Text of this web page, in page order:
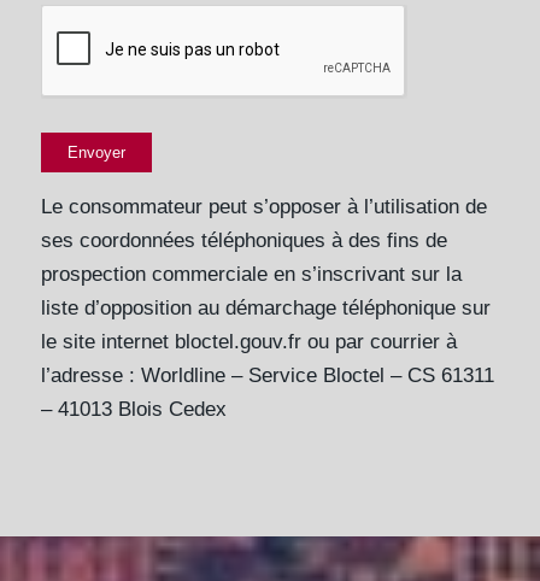
Le consommateur peut s’opposer à l’utilisation de
ses coordonnées téléphoniques à des fins de
prospection commerciale en s’inscrivant sur la
liste d’opposition au démarchage téléphonique sur
le site internet bloctel.gouv.fr ou par courrier à
l’adresse : Worldline – Service Bloctel – CS 61311
– 41013 Blois Cedex